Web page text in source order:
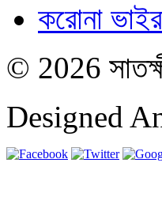
করোনা
© 2026
Designed